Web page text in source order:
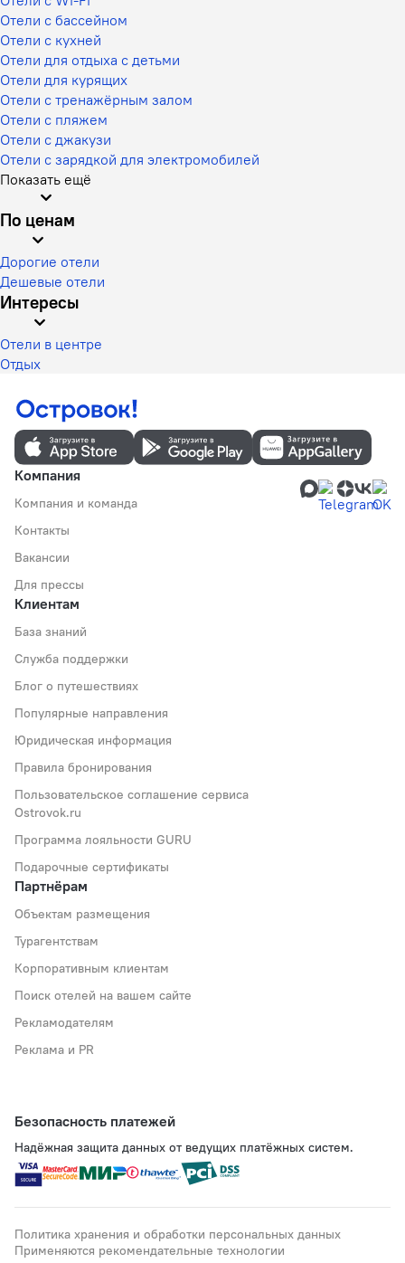
Отели с бассейном
Отели с кухней
Отели для отдыха с детьми
Отели для курящих
Отели с тренажёрным залом
Отели с пляжем
Отели с джакузи
Отели с зарядкой для электромобилей
Показать ещё
По ценам
Дорогие отели
Дешевые отели
Интересы
Отели в центре
Отдых
Компания
Компания и команда
Контакты
Вакансии
Для прессы
Клиентам
База знаний
Служба поддержки
Блог о путешествиях
Популярные направления
Юридическая информация
Правила бронирования
Пользовательское соглашение сервиса
Ostrovok.ru
Программа лояльности GURU
Подарочные сертификаты
Партнёрам
Объектам размещения
Турагентствам
Корпоративным клиентам
Поиск отелей на вашем сайте
Рекламодателям
Реклама и PR
Безопасность платежей
Надёжная защита данных от ведущих платёжных систем.
Политика хранения и обработки персональных данных
Применяются рекомендательные технологии